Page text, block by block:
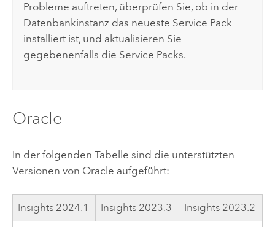
Probleme auftreten, überprüfen Sie, ob in der
Datenbankinstanz das neueste Service Pack
installiert ist, und aktualisieren Sie
gegebenenfalls die Service Packs.
Oracle
In der folgenden Tabelle sind die unterstützten
Versionen von Oracle aufgeführt:
Insights 2024.1 Insights 2023.3 Insights 2023.2